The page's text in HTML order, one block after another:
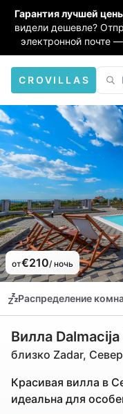
Гарантия лучшей
видели дешевле?
электронной почте
CROVILLAS
от€210/ ночь
Распределение
Вилла Dalmacija
близко Zadar,
Красивая вилла в
идеальна для